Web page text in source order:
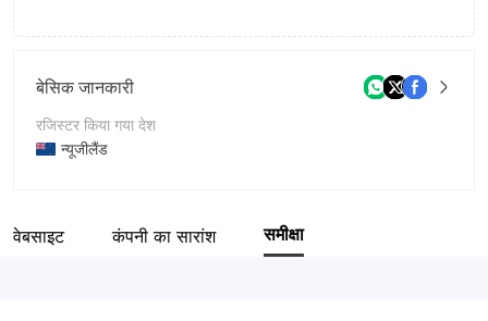
बेसिक जानकारी
रजिस्टर किया गया देश
न्यूजीलैंड
कंपनी का नाम
वेबसाइट कंपनी का सारांश समीक्षा